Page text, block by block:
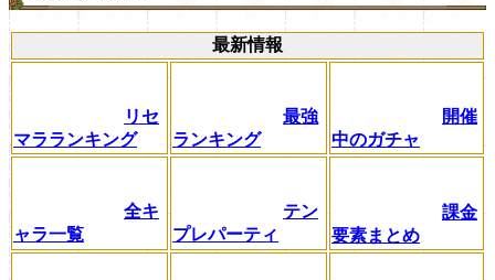
最新情報
リセ
マラランキング
最強
ランキング
開催
中のガチャ
全キ
ャラ一覧
テン
プレパーティ
課金
要素まとめ